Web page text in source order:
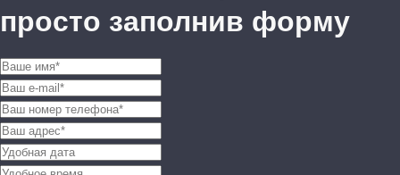
просто заполнив форму